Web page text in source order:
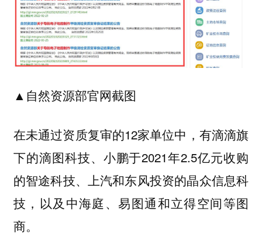
▲自然资源部官网截图
在未通过资质复审的12家单位中，有滴滴旗
下的滴图科技、小鹏于2021年2.5亿元收购
的智途科技、上汽和东风投资的晶众信息科
技，以及中海庭、易图通和立得空间等图
商。